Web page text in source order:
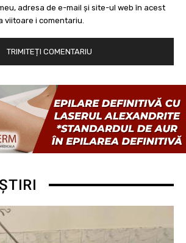
adresa de e-mail și site-ul web în acest
i comentariu.